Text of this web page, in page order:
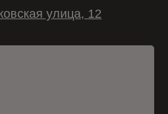
улица, 12